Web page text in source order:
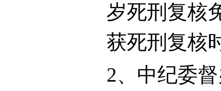
岁死刑复核
获死刑复核
2、中纪委